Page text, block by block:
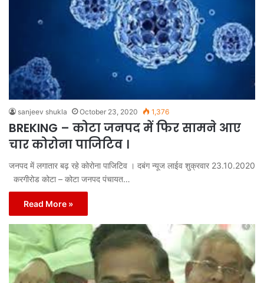
sanjeev shukla October 23, 2020 1,376
BREKING – कोटा जनपद में फिर सामने आए
चार कोरोना पाजिटिव ।
जनपद में लगातार बढ़ रहे कोरोना पाजिटिव । दबंग न्यूज लाईव शुक्रवार 23.10.2020
करगीरोड कोटा – कोटा जनपद पंचायत…
Read More »